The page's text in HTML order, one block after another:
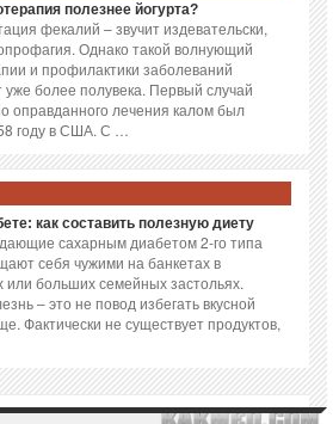
полезнее йогурта?
фекалий – звучит издевательски,
Однако такой волнующий
и профилактики заболеваний
уже более полувека. Первый случай
оправданного лечения калом был
году в США. С …
как составить полезную диету
сахарным диабетом 2-го типа
себя чужими на банкетах в
или больших семейных застольях.
– это не повод избегать вкусной
Фактически не существует продуктов,